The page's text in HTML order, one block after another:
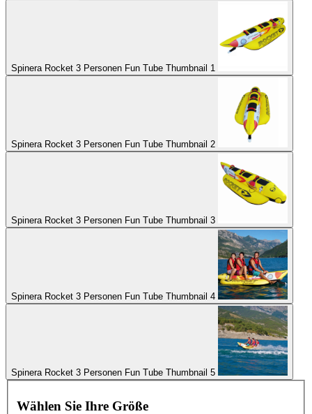
Spinera Rocket 3 Personen Fun Tube Thumbnail 1
Spinera Rocket 3 Personen Fun Tube Thumbnail 2
Spinera Rocket 3 Personen Fun Tube Thumbnail 3
Spinera Rocket 3 Personen Fun Tube Thumbnail 4
Spinera Rocket 3 Personen Fun Tube Thumbnail 5
Wählen Sie Ihre Größe